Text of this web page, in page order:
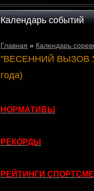
Календарь событий
Главная » Календарь
"ВЕСЕННИЙ ВЫЗОВ
года)
НОРМАТИВЫ
РЕКОРДЫ
РЕЙТИНГИ